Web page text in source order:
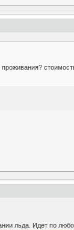
льда. Идет по